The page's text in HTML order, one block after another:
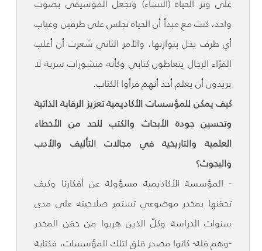
على وتر الحياة (النساء) وتجعل الموسيقى بصوت
واحد، كنت مع مبدأ أن الحياة تجلس على طرفين وغياب
أي طرف يخل بتوازنها، والأمر الثاني شعرت أن أغلب
القرّاء الرجال يتعاطون كتابي وكأنه منشورات سرية لا
يريدون أن يعلم أحد أنهم قرأوا الكتاب.
كيف يمكن للمؤسسات الأكاديمية تعزيز الرقابة الذاتية
وتحسين جودة الأبحاث والكتب للحد من الأخطاء
العلمية والتاريخية في مجالات التأليف والأدب
والبحوث؟
- المؤسسة الأكاديمية مسؤولة عن أفكارنا وكيف
تحقنها بمخدر موضوعي تستمر صلاحيته على مدى
سنوات الدراسة وكلّ الذين هربوا من حقن المخدر
-وهم قلة- كانوا مصدر قلق لتلك المؤسسات، فكتابة